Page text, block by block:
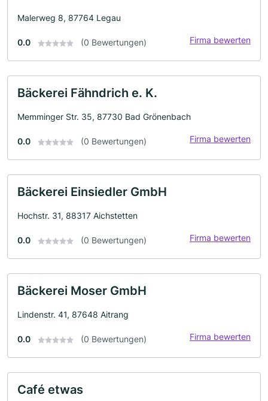
Malerweg 8, 87764 Legau
0.0 (0 Bewertungen) Firma bewerten
Bäckerei Fähndrich e. K.
Memminger Str. 35, 87730 Bad Grönenbach
0.0 (0 Bewertungen) Firma bewerten
Bäckerei Einsiedler GmbH
Hochstr. 31, 88317 Aichstetten
0.0 (0 Bewertungen) Firma bewerten
Bäckerei Moser GmbH
Lindenstr. 41, 87648 Aitrang
0.0 (0 Bewertungen) Firma bewerten
Café etwas